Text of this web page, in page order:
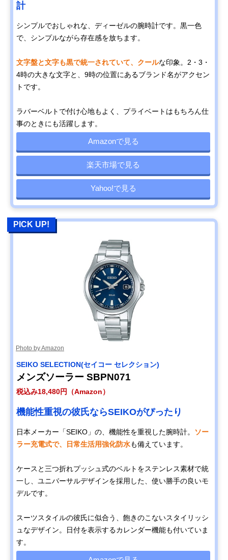
計
シンプルでおしゃれな、ディーゼルの腕時計です。黒一色
で、シンプルながら存在感を放ちます。
文字盤と文字も黒で統一されていて、クールな印象。2・3・
4時の大きな文字と、9時の位置にあるブランド名がアクセン
トです。
ラバーベルトで付け心地もよく、プライベートはもちろん仕
事のときにも活躍します。
Amazonで見る
楽天市場で見る
Yahoo!で見る
PICK UP!
Photo by Amazon
SEIKO SELECTION(セイコー セレクション)
メンズソーラー SBPN071
税込み18,480円（Amazon）
機能性重視の彼氏ならSEIKOがぴったり
日本メーカー「SEIKO」の、機能性を重視した腕時計。
ソー
ラー充電式で、日常生活用強化防水も備えています。
ケースと三つ折れプッシュ式のベルトをステンレス素材で統
一し、ユニバーサルデザインを採用した、使い勝手の良いモ
デルです。
スーツスタイルの彼氏に似合う、飽きのこないスタイリッシ
ュなデザイン。日付を表示するカレンダー機能も付いていま
す。